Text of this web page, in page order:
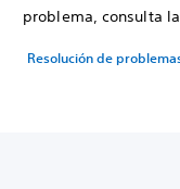
problema, consulta
Resolución de